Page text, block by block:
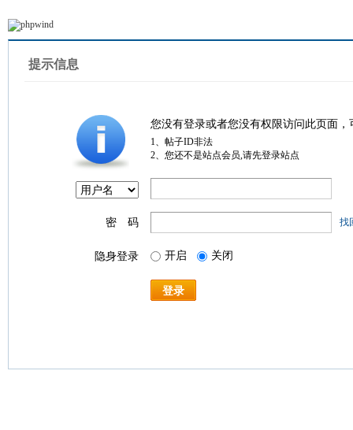
提示信息
您没有登录或者您没有权限访问此页面
1、帖子ID非法
2、您还不是站点会员,请先登录站点
密 码 找
隐身登录 开启 关闭
登录